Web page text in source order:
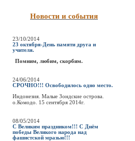
Новости и события
23/10/2014
23 октября-День памяти друга и
учителя.
Помним, любим, скорбим.
24/06/2014
СРОЧНО!!! Освободилось одно место.
Индонезия. Малые Зондские острова.
о.Комодо. 15 сентября 2014г.
08/05/2014
С Великим праздником!!! С Днём
победы Великого народа над
фашистской мразью!!!